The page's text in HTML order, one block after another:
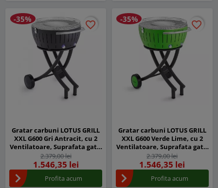
favorite_border
favorite_border
-35%
Gratar carbuni LOTUS GRILL
XXL G600 Gri Antracit, cu 2
Ventilatoare, Suprafata gatit
57,6 cm
2.379,00 lei
1.546,35 lei
Profita acum
favorite_border
favorite_border
-35%
Gratar carbuni LOTUS GRILL
XXL G600 Verde Lime, cu 2
Ventilatoare, Suprafata gatit
57,6 cm
2.379,00 lei
1.546,35 lei
Profita acum